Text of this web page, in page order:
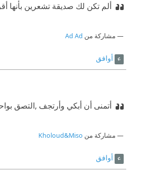
ألم تكن لك صديقة تشعرين بأنها
مشاركة من Ad Ad
أوافق
أتمنى أن أبكي وأرتجف ,التصق
مشاركة من Kholoud&Miso
أوافق